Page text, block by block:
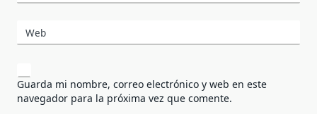
Web
Guarda mi nombre, correo electrónico y web en este
navegador para la próxima vez que comente.